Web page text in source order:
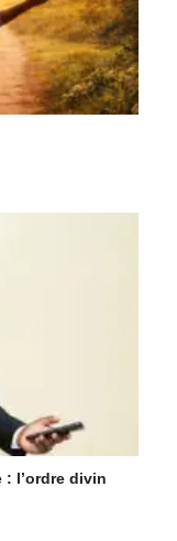
l’ordre divin